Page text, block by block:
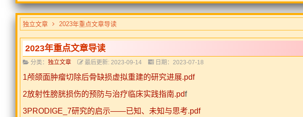
独立文章 2023年重点文章导读
2023年重点文章导读
分类： 独立文章 最后更新: 2023-09-14 日期：2023-07-18
1颅颌面肿瘤切除后骨缺损虚拟重建的研究进展.pdf
2放射性膀胱损伤的预防与治疗临床实践指南.pdf
3PRODIGE_7研究的启示——已知、未知与思考.pdf